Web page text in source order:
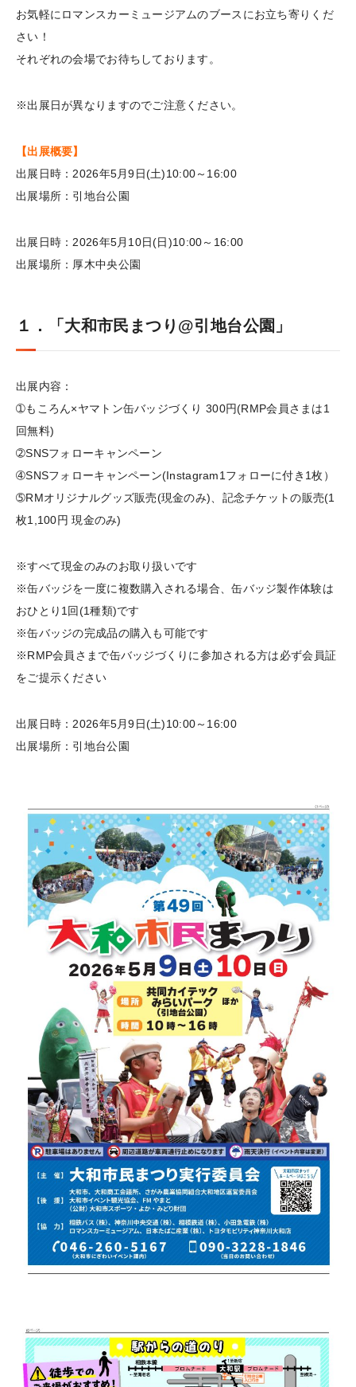
お気軽にロマンスカーミュージアムのブースにお立ち寄りくだ
さい！
それぞれの会場でお待ちしております。
※出展日が異なりますのでご注意ください。
【出展概要】
出展日時：2026年5月9日(土)10:00～16:00
出展場所：引地台公園
出展日時：2026年5月10日(日)10:00～16:00
出展場所：厚木中央公園
１．「大和市民まつり@引地台公園」
出展内容：
➀もころん×ヤマトン缶バッジづくり 300円(RMP会員さまは1
回無料)
➁SNSフォローキャンペーン
➃SNSフォローキャンペーン(Instagram1フォローに付き1枚）
➄RMオリジナルグッズ販売(現金のみ)、記念チケットの販売(1
枚1,100円 現金のみ)
※すべて現金のみのお取り扱いです
※缶バッジを一度に複数購入される場合、缶バッジ製作体験は
おひとり1回(1種類)です
※缶バッジの完成品の購入も可能です
※RMP会員さまで缶バッジづくりに参加される方は必ず会員証
をご提示ください
出展日時：2026年5月9日(土)10:00～16:00
出展場所：引地台公園